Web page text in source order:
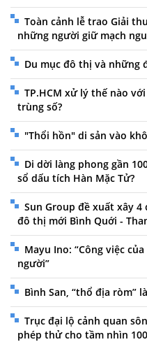
Toàn cảnh lễ trao Giải
những người giữ mạch
Du mục đô thị và những
TP.HCM xử lý thế nào
trùng số?
"Thổi hồn" di sản vào
Di dời làng phong gần
sổ dấu tích Hàn Mặc Tử?
Sun Group đề xuất xây
đô thị mới Bình Quới -
Mayu Ino: “Công việc
người”
Bình San, “thổ địa ròm”
Trục đại lộ cảnh quan
phép thử cho tầm nhìn